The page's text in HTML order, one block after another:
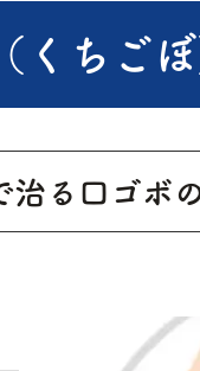
くちごぼ
治る口ゴボ